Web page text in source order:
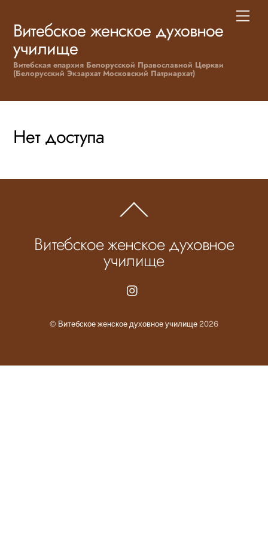
content
Витебское женское духовное
училище
Витебская епархия Белорусской Православной Церкви
(Белорусский Экзархат Московский Патриархат)
Нет доступа
To
Витебское женское духовное
училище
© Витебское женское духовное училище 2026